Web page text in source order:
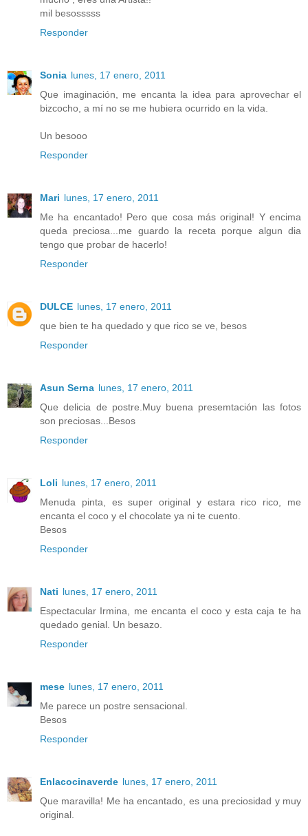
mil besosssss
Responder
Sonia lunes, 17 enero, 2011
Que imaginación, me encanta la idea para aprovechar el
bizcocho, a mí no se me hubiera ocurrido en la vida.
Un besooo
Responder
Mari lunes, 17 enero, 2011
Me ha encantado! Pero que cosa más original! Y encima
queda preciosa...me guardo la receta porque algun dia
tengo que probar de hacerlo!
Responder
DULCE lunes, 17 enero, 2011
que bien te ha quedado y que rico se ve, besos
Responder
Asun Serna lunes, 17 enero, 2011
Que delicia de postre.Muy buena presemtación las fotos
son preciosas...Besos
Responder
Loli lunes, 17 enero, 2011
Menuda pinta, es super original y estara rico rico, me
encanta el coco y el chocolate ya ni te cuento.
Besos
Responder
Nati lunes, 17 enero, 2011
Espectacular Irmina, me encanta el coco y esta caja te ha
quedado genial. Un besazo.
Responder
mese lunes, 17 enero, 2011
Me parece un postre sensacional.
Besos
Responder
Enlacocinaverde lunes, 17 enero, 2011
Que maravilla! Me ha encantado, es una preciosidad y muy
original.